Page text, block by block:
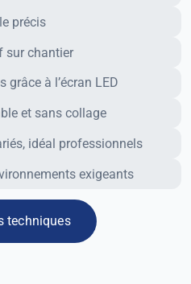
précis
sur chantier
grâce à l’écran LED
et sans collage
idéal professionnels
exigeants
techniques